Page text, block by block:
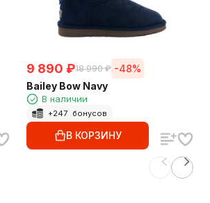
9 890 ₽18 990 ₽ -48%
Bailey Bow Navy
В наличии
+247 бонусов
В КОРЗИНУ